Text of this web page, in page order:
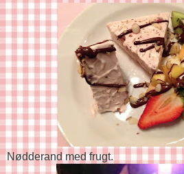
Nødderand med frugt.